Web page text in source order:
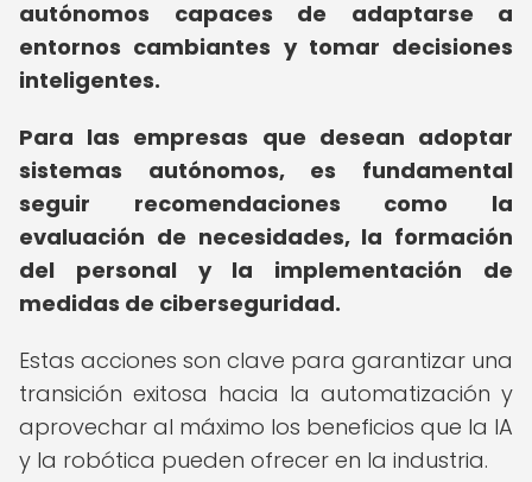
autónomos capaces de adaptarse a
entornos cambiantes y tomar decisiones
inteligentes.
Para las empresas que desean adoptar
sistemas autónomos, es fundamental
seguir recomendaciones como la
evaluación de necesidades, la formación
del personal y la implementación de
medidas de ciberseguridad.
Estas acciones son clave para garantizar una
transición exitosa hacia la automatización y
aprovechar al máximo los beneficios que la IA
y la robótica pueden ofrecer en la industria.